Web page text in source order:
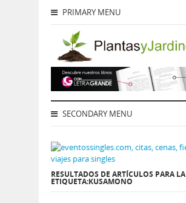
PRIMARY MENU
SECONDARY MENU
RESULTADOS DE ARTÍCULOS PARA LA
ETIQUETA:KUSAMONO